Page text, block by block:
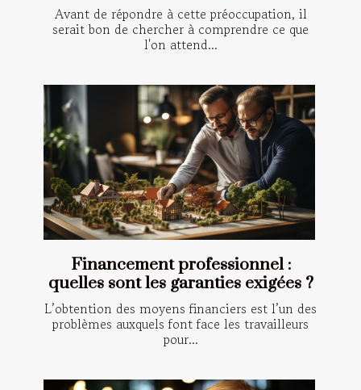
Avant de répondre à cette préoccupation, il
serait bon de chercher à comprendre ce que
l'on attend...
Financement professionnel :
quelles sont les garanties exigées ?
L’obtention des moyens financiers est l’un des
problèmes auxquels font face les travailleurs
pour...